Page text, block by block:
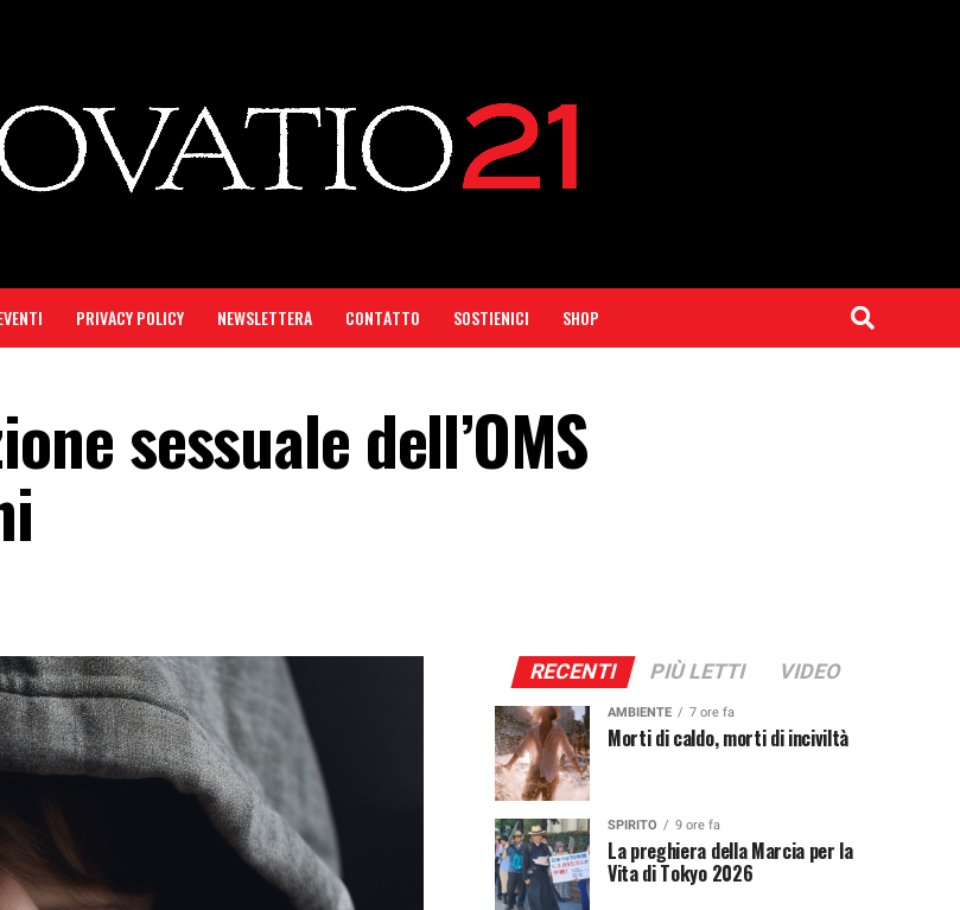
PRIVACY POLICY NEWSLETTERA CONTATTO SOSTIENICI SHOP
sessuale dell’OMS
RECENTI PIÙ LETTI VIDEO
AMBIENTE 7 ore fa
Morti di caldo, morti di inciviltà
SPIRITO 9 ore fa
La preghiera della Marcia per la
Vita di Tokyo 2026